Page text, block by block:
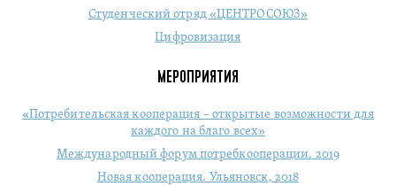
Студенческий отряд «ЦЕНТРОСОЮЗ»
Цифровизация
МЕРОПРИЯТИЯ
«Потребительская кооперация – открытые возможности для
каждого на благо всех»
Международный форум потребкооперации. 2019
Новая кооперация. Ульяновск, 2018